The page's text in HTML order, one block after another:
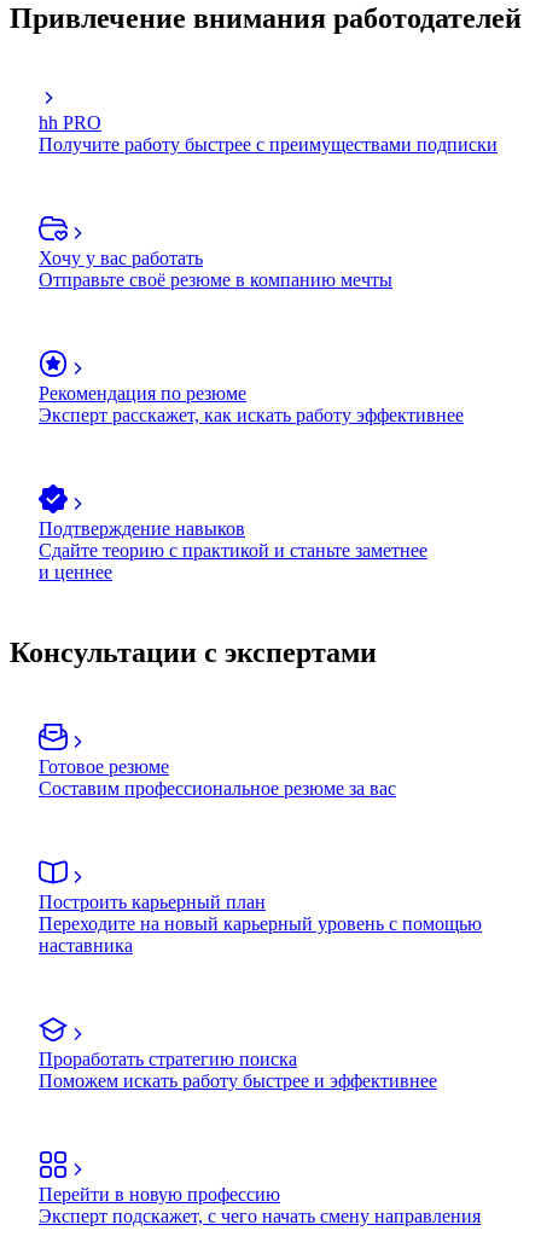
Привлечение внимания работодателей
hh PRO
Получите работу быстрее с преимуществами подписки
Хочу у вас работать
Отправьте своё резюме в компанию мечты
Рекомендация по резюме
Эксперт расскажет, как искать работу эффективнее
Подтверждение навыков
Сдайте теорию с практикой и станьте заметнее
и ценнее
Консультации с экспертами
Готовое резюме
Составим профессиональное резюме за вас
Построить карьерный план
Переходите на новый карьерный уровень с помощью
наставника
Проработать стратегию поиска
Поможем искать работу быстрее и эффективнее
Перейти в новую профессию
Эксперт подскажет, с чего начать смену направления